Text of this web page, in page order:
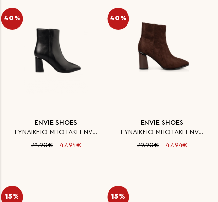
40%
ENVIE SHOES
ΓΥΝΑΙΚΕΙΟ ΜΠΟΤΑΚΙ ENVIE
79.90€
47.94€
40%
ENVIE SHOES
ΓΥΝΑΙΚΕΙΟ ΜΠΟΤΑΚΙ ENVIE
79.90€
47.94€
15% 15%